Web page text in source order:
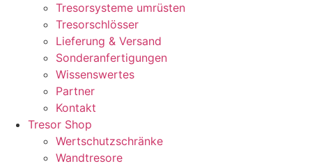
Tresorsysteme umrüsten
Tresorschlösser
Lieferung & Versand
Sonderanfertigungen
Wissenswertes
Partner
Kontakt
Tresor Shop
Wertschutzschränke
Wandtresore